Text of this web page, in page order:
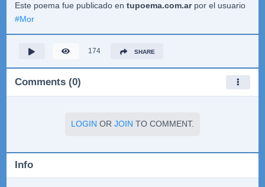
Este poema fue publicado en tupoema.com.arpor el usuario
#Mor
174 SHARE
Comments (0)
LOGIN OR JOIN TO COMMENT.
Info